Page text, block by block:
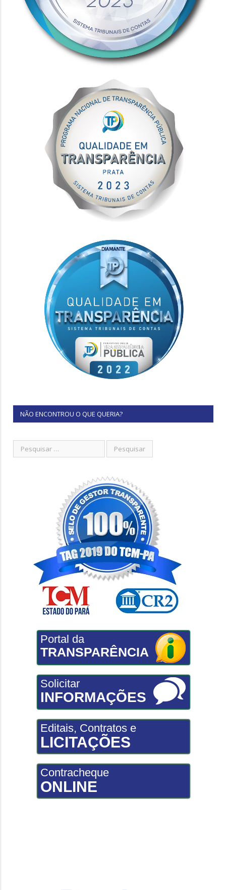
NÃO ENCONTROU O QUE QUERIA?
Portal da
TRANSPARÊNCIA
Solicitar
INFORMAÇÕES
Editais, Contratos e
LICITAÇÕES
Contracheque
ONLINE